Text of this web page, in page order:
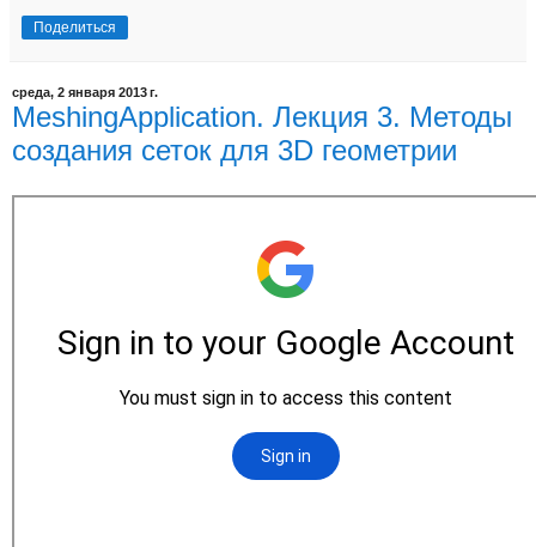
Поделиться
среда, 2 января 2013 г.
MeshingApplication. Лекция 3. Методы
создания сеток для 3D геометрии